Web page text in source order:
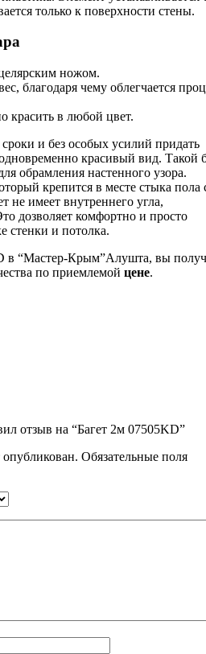
только к поверхности стены.
ножом.
благодаря чему облегчается
красить в любой цвет.
и без особых усилий придать
красивый вид. Такой
обрамления настенного узора.
крепится в месте стыка пола
не имеет внутреннего угла,
дозволяет комфортно и просто
стенки и потолка.
в “Мастер-Крым”Алушта, вы
по приемлемой цене.
отзыв на “Багет 2м 07505KD”
Обязательные поля